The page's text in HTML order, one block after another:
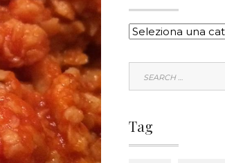
CATEGORIE
Tag